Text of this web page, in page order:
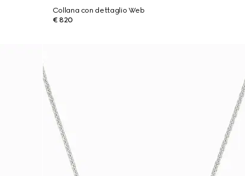
Collana con dettaglio Web
€ 820